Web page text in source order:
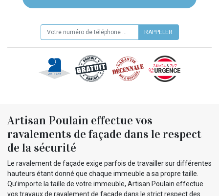
Artisan Poulain effectue vos
ravalements de façade dans le respect
de la sécurité
Le ravalement de façade exige parfois de travailler sur différentes
hauteurs étant donné que chaque immeuble a sa propre taille.
Qu’importe la taille de votre immeuble, Artisan Poulain effectue
vos travaux de ravalement de façade dans le strict respect des